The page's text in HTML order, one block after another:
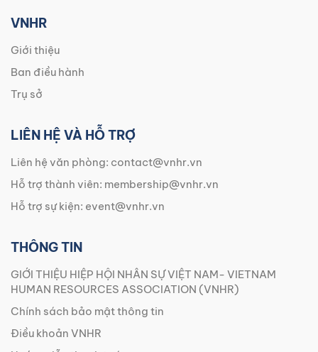
VNHR
Giới thiệu
Ban điều hành
Trụ sở
LIÊN HỆ VÀ HỖ TRỢ
Liên hệ văn phòng: contact@vnhr.vn
Hỗ trợ thành viên: membership@vnhr.vn
Hỗ trợ sự kiện: event@vnhr.vn
THÔNG TIN
GIỚI THIỆU HIỆP HỘI NHÂN SỰ VIỆT NAM- VIETNAM
HUMAN RESOURCES ASSOCIATION (VNHR)
Chính sách bảo mật thông tin
Điều khoản VNHR